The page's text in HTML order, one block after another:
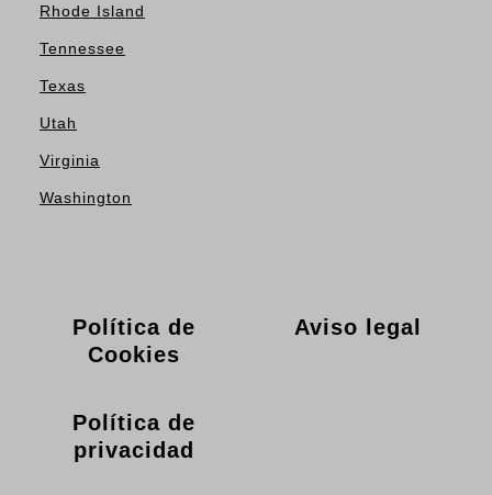
Rhode Island
Tennessee
Texas
Utah
Virginia
Washington
Política de
Cookies
Aviso legal
Política de
privacidad